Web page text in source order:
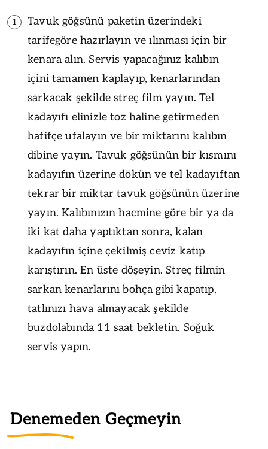
1
Tavuk göğsünü paketin üzerindeki
tarifegöre hazırlayın ve ılınması için bir
kenara alın. Servis yapacağınız kalıbın
içini tamamen kaplayıp, kenarlarından
sarkacak şekilde streç film yayın. Tel
kadayıfı elinizle toz haline getirmeden
hafifçe ufalayın ve bir miktarını kalıbın
dibine yayın. Tavuk göğsünün bir kısmını
kadayıfın üzerine dökün ve tel kadayıftan
tekrar bir miktar tavuk göğsünün üzerine
yayın. Kalıbınızın hacmine göre bir ya da
iki kat daha yaptıktan sonra, kalan
kadayıfın içine çekilmiş ceviz katıp
karıştırın. En üste döşeyin. Streç filmin
sarkan kenarlarını bohça gibi kapatıp,
tatlınızı hava almayacak şekilde
buzdolabında 11 saat bekletin. Soğuk
servis yapın.
Denemeden Geçmeyin